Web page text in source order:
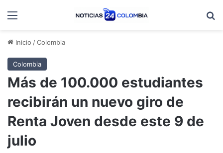
Menú
Inicio /Colombia
Colombia
Más de 100.000 estudiantes
recibirán un nuevo giro de
Renta Joven desde este 9 de
julio